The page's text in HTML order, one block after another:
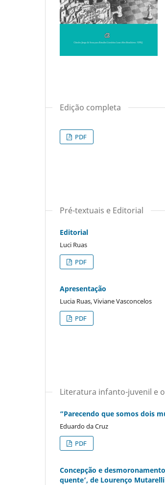
Edição completa
PDF
Pré-textuais e Editorial
Editorial
Luci Ruas
PDF
Apresentação
Lucia Ruas, Viviane Vasconcelos
PDF
Literatura infanto-juvenil e
“Parecendo que somos dois
Eduardo da Cruz
PDF
Concepção e
quente’, de Lourenço Mutarelli